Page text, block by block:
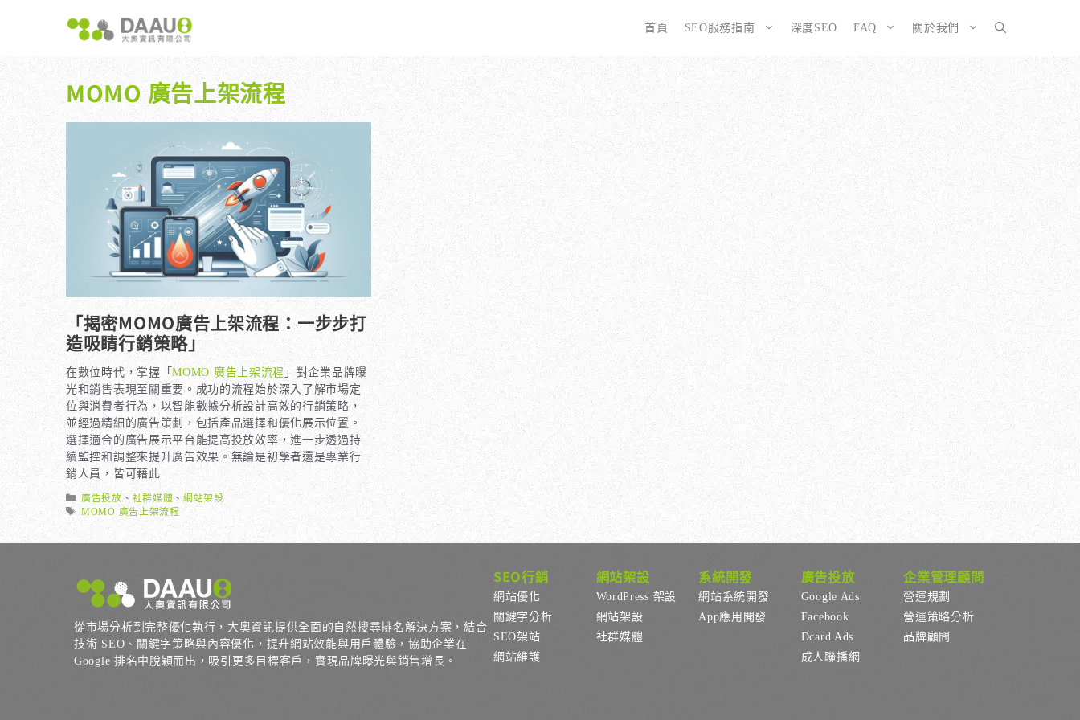
內
首頁 SEO服務指南
大奧獨家 AISEO矩陣系統｜SEO自動化輕鬆佈局關鍵字
八大專業SEO服務：網站流量快速成長
SEO 救星：你的網站沒有自然流量嗎？
專業SEO撰寫：提升網站SEO自然排序
維基百科：提升品牌形象與SEO的雙贏策略
網站系統開發：打造高效能業務需求的網站
全面優化網站語法：提升SEO表現
調整SEO關鍵字分布：精準地收錄
大奧專業寫手團隊：賦予深度與價值
行動優化與語法微調：搜尋引擎更愛
為SEO而生的網站
選擇CMS或客製化網站：為您的打造完美SEO網站
WordPress 架設與 SEO 優化完整方案
SEO網站改造：您的舊網站是否正在拖累排名？
SEO網站維護與長期優化
深度SEO FAQ
如何開始 SEO？新手指南
SEO 的定義與基本概念
SEO 的重要性：為什麼企業需要它？
什麼是白帽SEO、灰帽SEO與黑帽SEO？
我們提供哪些 SEO 服務？
如何知道哪些服務最適合我的業務？
SEO 優化的具體流程是什麼？
廣告行銷基礎知識
廣告平台與策略選擇
Google Ads 和 Facebook 廣告有什麼不
預算與效益管理
廣告投放後如何追蹤成效？
大奧資訊的網站架設服務包含哪些項目？
如何確保網站符合 SEO 標準？
網站架構與技術 SEO 優化
響應式設計的優勢
關於我們
MOMO 廣告上架流程
「揭密MOMO廣告上架流程：一步步打
造吸睛行銷策略」
在數位時代，掌握「MOMO 廣告上架流程 」對企業品牌曝
光和銷售表現至關重要。成功的流程始於深入了解市場定
位與消費者行為，以智能數據分析設計高效的行銷策略，
並經過精細的廣告策劃，包括產品選擇和優化展示位置。
選擇適合的廣告展示平台能提高投放效率，進一步透過持
續監控和調整來提升廣告效果。無論是初學者還是專業行
銷人員，皆可藉此
分
類
廣告投放 、 社群媒體 、網站架設
標
籤
MOMO 廣告上架流程
從市場分析到完整優化執行，大奧資訊提供全面的自然搜尋排名解決方案，結合
技術 SEO、關鍵字策略與內容優化，提升網站效能與用戶體驗，協助企業在
Google 排名中脫穎而出，吸引更多目標客戶，實現品牌曝光與銷售增長。
SEO行銷
網站優化
關鍵字分析
SEO架站
網站維護
網站架設
WordPress 架設
網站架設
社群媒體
系統開發
網站系統開發
App應用開發
廣告投放
Google Ads
Facebook
Dcard Ads
成人聯播網
企業管理顧問
營運規劃
營運策略分析
品牌顧問